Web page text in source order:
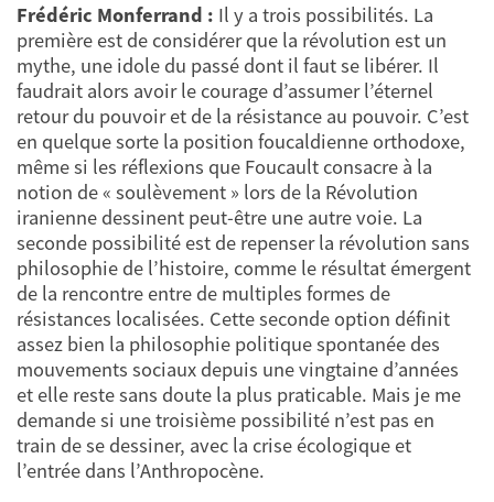
Frédéric Monferrand : Il y a trois possibilités. La
première est de considérer que la révolution est un
mythe, une idole du passé dont il faut se libérer. Il
faudrait alors avoir le courage d’assumer l’éternel
retour du pouvoir et de la résistance au pouvoir. C’est
en quelque sorte la position foucaldienne orthodoxe,
même si les réflexions que Foucault consacre à la
notion de « soulèvement » lors de la Révolution
iranienne dessinent peut-être une autre voie. La
seconde possibilité est de repenser la révolution sans
philosophie de l’histoire, comme le résultat émergent
de la rencontre entre de multiples formes de
résistances localisées. Cette seconde option définit
assez bien la philosophie politique spontanée des
mouvements sociaux depuis une vingtaine d’années
et elle reste sans doute la plus praticable. Mais je me
demande si une troisième possibilité n’est pas en
train de se dessiner, avec la crise écologique et
l’entrée dans l’Anthropocène.